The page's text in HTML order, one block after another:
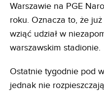
Warszawie na PGE
roku. Oznacza to, że
wziąć udział w
warszawskim stadionie.
Ostatnie tygodnie pod
jednak nie